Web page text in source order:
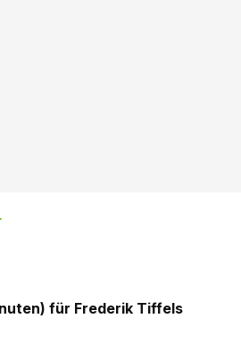
für Frederik Tiffels